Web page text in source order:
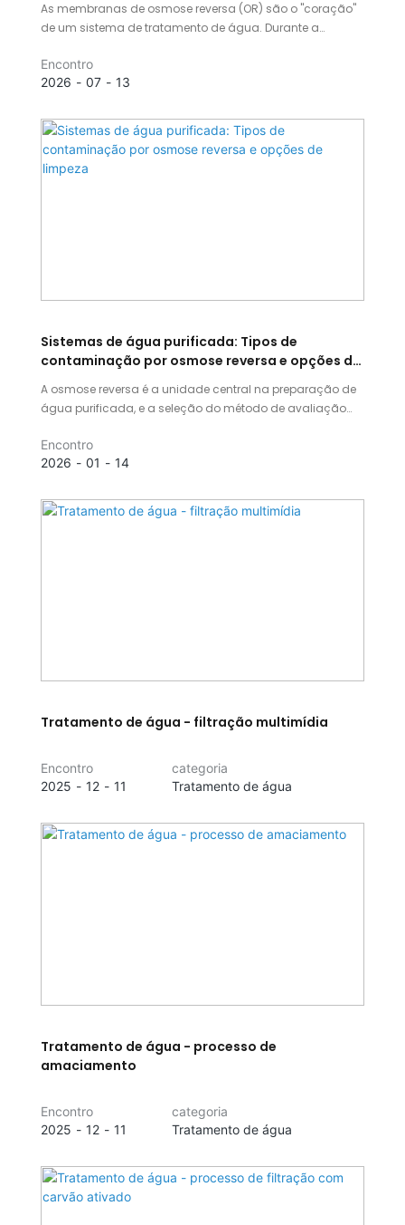
As membranas de osmose reversa (OR) são o "coração"
de um sistema de tratamento de água. Durante a
inevitável e pode levar à redução do desempenho do
sistema.
Encontro
2026
07 13
Sistemas de água purificada: Tipos de
contaminação por osmose reversa e opções de
A osmose reversa é a unidade central na preparação de
água purificada, e a seleção do método de avaliação
de osmose reversa deve seguir o princípio de "prevenção
em primeiro lugar, monitoramento em primeiro lugar,
melhoria contínua".
Encontro
2026
01 14
Tratamento de água - filtração multimídia
Encontro
2025
12 11
categoria
Tratamento de água
Tratamento de água - processo de
amaciamento
Encontro
2025
12 11
categoria
Tratamento de água